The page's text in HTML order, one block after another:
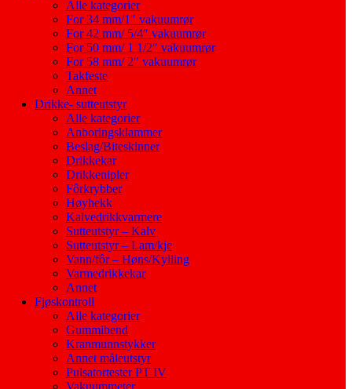
Alle kategorier
For 34 mm/1″ vakuumrør
For 42 mm/ 5/4″ vakuumrør
For 50 mm/ 1 1/2″ vakuumrør
For 58 mm/ 2″ vakuumrør
Takfeste
Annet
Drikke- sutteutstyr
Alle kategorier
Anboringsklammer
Beslag/Biteskinner
Drikkekar
Drikkenipler
Fôrkrybber
Høyhekk
Kalvedrikkvarmere
Sutteutstyr – Kalv
Sutteutstyr – Lam/kje
Vann/fôr – Høns/Kylling
Varmedrikkekar
Annet
Fjøskontroll
Alle kategorier
Gummibend
Kranmunnstykker
Annet måleutstyr
Pulsatortester PT IV
Vakuummeter